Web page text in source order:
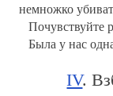
немножко
Почувствуйте
Была у нас
IV.